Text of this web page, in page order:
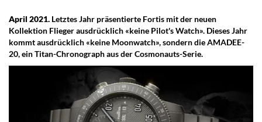
April 2021. Letztes Jahr präsentierte Fortis mit der neuen
Kollektion Flieger ausdrücklich «keine Pilot's Watch». Dieses Jahr
kommt ausdrücklich «keine Moonwatch», sondern die AMADEE-
20, ein Titan-Chronograph aus der Cosmonauts-Serie.